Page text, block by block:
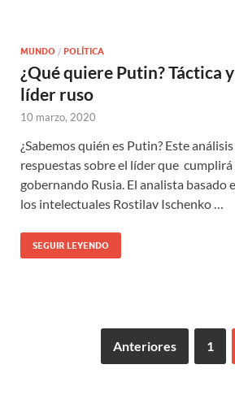
MUNDO / POLÍTICA
¿Qué quiere Putin? Táctica
líder ruso
10 marzo, 2020
¿Sabemos quién es Putin? Este
respuestas sobre el líder que cumplirá
gobernando Rusia. El analista basado
los intelectuales Rostilav Ischenko …
SEGUIR LEYENDO
Anteriores 1